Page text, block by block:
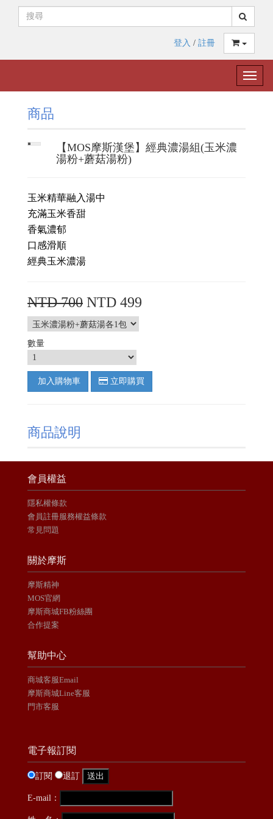
登入 / 註冊
Toggle
商品
【MOS摩斯漢堡】經典濃湯組(玉米濃
湯粉+蘑菇湯粉)
玉米精華融入湯中
充滿玉米香甜
香氣濃郁
口感滑順
經典玉米濃湯
NTD 700 NTD 499
數量
加入購物車 立即購買
商品說明
會員權益
隱私權條款
會員註冊服務權益條款
常見問題
關於摩斯
摩斯精神
MOS官網
摩斯商城FB粉絲團
合作提案
幫助中心
商城客服Email
摩斯商城Line客服
門市客服
電子報訂閱
訂閱 退訂
E-mail：